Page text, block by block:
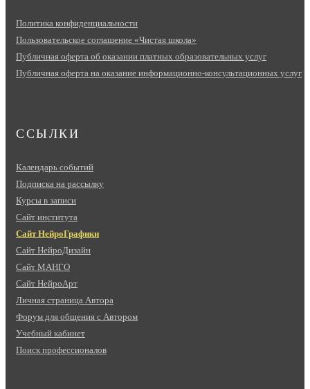
Политика конфиденциальности
Пользовательское соглашение «Чистая школа»
Публичная оферта об оказании платных образовательных услуг
Публичная оферта на оказание информационно‑консультационных услуг
ССЫЛКИ
Календарь событий
Подписка на рассылку
Курсы в записи
Сайт института
Сайт НейроГрафики
Сайт НейроДизайн
Сайт МАНГО
Сайт НейроАрт
Личная страница Автора
Форум для общения с Автором
Учебный кабинет
Поиск профессионалов